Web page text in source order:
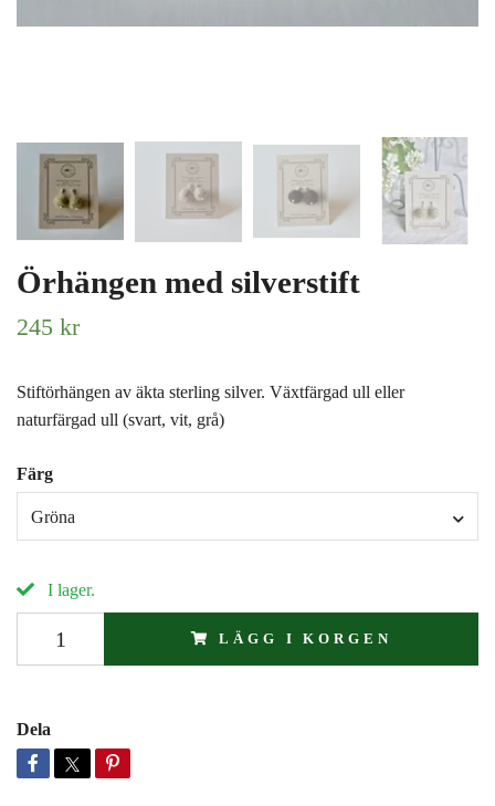
Örhängen med silverstift
245 kr
Stiftörhängen av äkta sterling silver. Växtfärgad ull eller
naturfärgad ull (svart, vit, grå)
Färg
Gröna
I lager.
LÄGG I KORGEN
Dela